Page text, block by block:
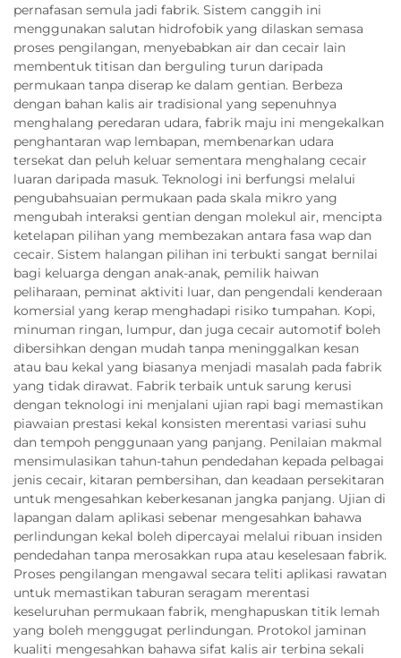
pernafasan semula jadi fabrik. Sistem canggih ini
menggunakan salutan hidrofobik yang dilaskan semasa
proses pengilangan, menyebabkan air dan cecair lain
membentuk titisan dan berguling turun daripada
permukaan tanpa diserap ke dalam gentian. Berbeza
dengan bahan kalis air tradisional yang sepenuhnya
menghalang peredaran udara, fabrik maju ini mengekalkan
penghantaran wap lembapan, membenarkan udara
tersekat dan peluh keluar sementara menghalang cecair
luaran daripada masuk. Teknologi ini berfungsi melalui
pengubahsuaian permukaan pada skala mikro yang
mengubah interaksi gentian dengan molekul air, mencipta
ketelapan pilihan yang membezakan antara fasa wap dan
cecair. Sistem halangan pilihan ini terbukti sangat bernilai
bagi keluarga dengan anak-anak, pemilik haiwan
peliharaan, peminat aktiviti luar, dan pengendali kenderaan
komersial yang kerap menghadapi risiko tumpahan. Kopi,
minuman ringan, lumpur, dan juga cecair automotif boleh
dibersihkan dengan mudah tanpa meninggalkan kesan
atau bau kekal yang biasanya menjadi masalah pada fabrik
yang tidak dirawat. Fabrik terbaik untuk sarung kerusi
dengan teknologi ini menjalani ujian rapi bagi memastikan
piawaian prestasi kekal konsisten merentasi variasi suhu
dan tempoh penggunaan yang panjang. Penilaian makmal
mensimulasikan tahun-tahun pendedahan kepada pelbagai
jenis cecair, kitaran pembersihan, dan keadaan persekitaran
untuk mengesahkan keberkesanan jangka panjang. Ujian di
lapangan dalam aplikasi sebenar mengesahkan bahawa
perlindungan kekal boleh dipercayai melalui ribuan insiden
pendedahan tanpa merosakkan rupa atau keselesaan fabrik.
Proses pengilangan mengawal secara teliti aplikasi rawatan
untuk memastikan taburan seragam merentasi
keseluruhan permukaan fabrik, menghapuskan titik lemah
yang boleh menggugat perlindungan. Protokol jaminan
kualiti mengesahkan bahawa sifat kalis air terbina sekali